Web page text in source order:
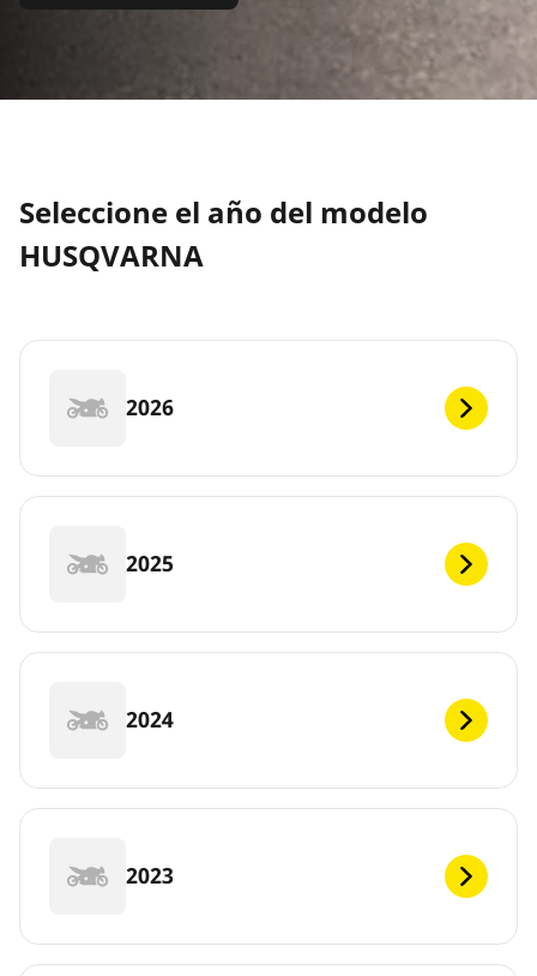
Seleccione el año del modelo
HUSQVARNA
2026
2025
2024
2023